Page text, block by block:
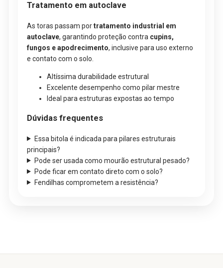
Tratamento em autoclave
As toras passam portratamento industrial em
autoclave, garantindo proteção contra cupins,
fungos e apodrecimento, inclusive para uso externo
e contato com o solo.
Altíssima durabilidade estrutural
Excelente desempenho como pilar mestre
Ideal para estruturas expostas ao tempo
Dúvidas frequentes
Essa bitola é indicada para pilares estruturais
principais?
Pode ser usada como mourão estrutural pesado?
Pode ficar em contato direto com o solo?
Fendilhas comprometem a resistência?